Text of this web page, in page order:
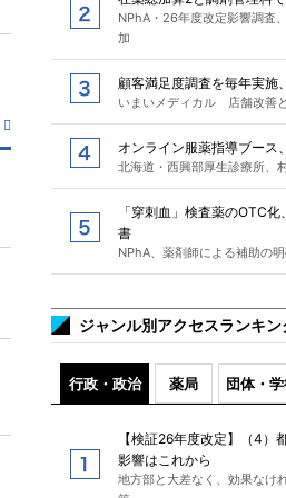
NPhA・26年度改定影響調査
加
顧客満足度調査を毎年実施
いまいメディカル 店舗改善
オンライン服薬指導ブース
北海道・西興部厚生診療所、
「穿刺血」検査薬のOTC
書
NPhA、薬剤師による補助の
ジャンル別アクセスランキン
行政・政治 薬局 団体・
【検証26年度改定】（4）
影響はこれから
地方部と大差なく、効果なけ